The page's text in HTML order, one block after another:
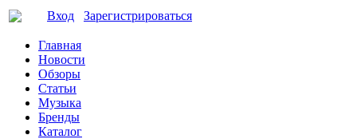
Вход Зарегистрироваться
Главная
Новости
Обзоры
Статьи
Музыка
Бренды
Каталог